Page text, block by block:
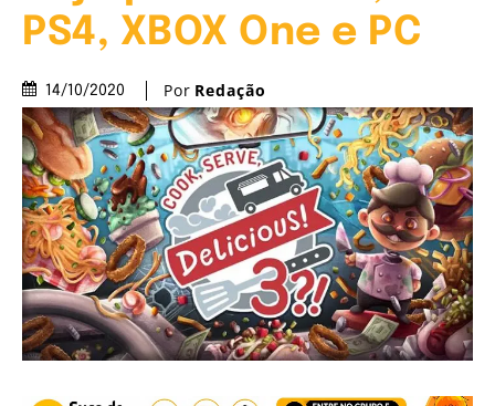
PS4, XBOX One e PC
14/10/2020 Por Redação